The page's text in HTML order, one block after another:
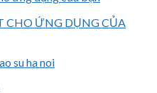
CHO ỨNG DỤNG CỦA